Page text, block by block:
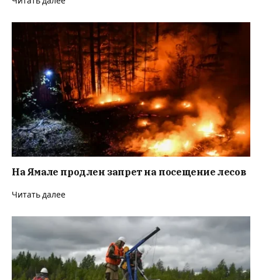
На Ямале продлен запрет на посещение лесов
Читать далее